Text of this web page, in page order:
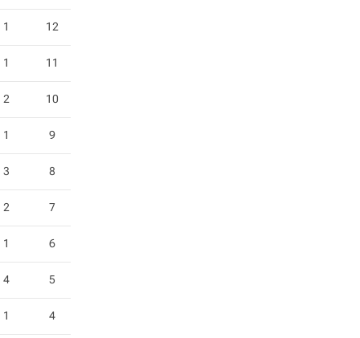
1 12
1 11
2 10
1 9
3 8
2 7
1 6
4 5
1 4